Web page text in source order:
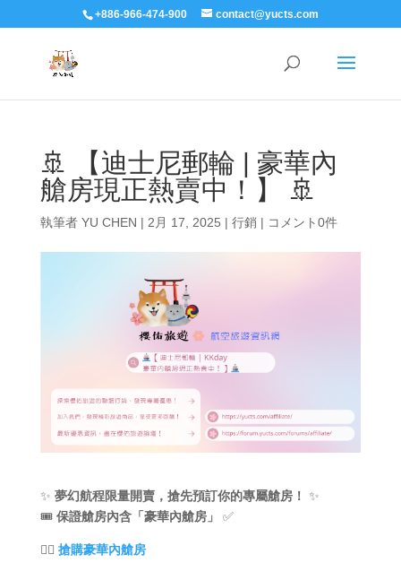
+886-966-474-900 contact@yucts.com
🚢 【迪士尼郵輪 | 豪華內
艙房現正熱賣中！】 🚢
執筆者 YU CHEN | 2月 17, 2025 | 行銷| コメント0件
✨ 夢幻航程限量開賣，搶先預訂你的專屬艙房！ ✨
🎟 保證艙房內含「豪華內艙房」 ✅
👉🏻 搶購豪華內艙房